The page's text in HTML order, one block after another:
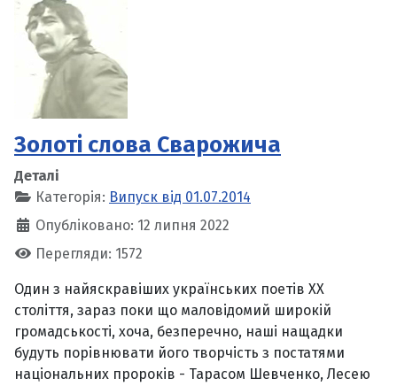
Золоті слова Сварожича
Деталі
Категорія: Випуск від 01.07.2014
Опубліковано: 12 липня 2022
Перегляди: 1572
Один з найяскравіших українських поетів ХХ
століття, зараз поки що маловідомий широкій
громадськості, хоча, безперечно, наші нащадки
будуть порівнювати його творчість з постатями
національних пророків - Тарасом Шевченко, Лесею